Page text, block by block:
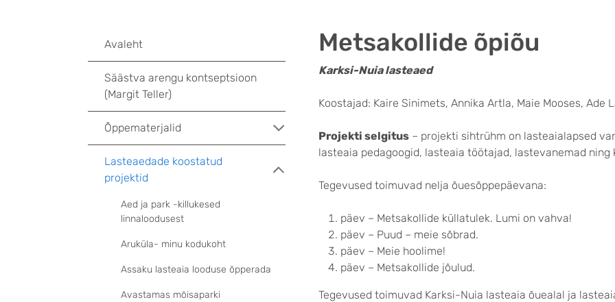
Metsakollide õpiõu
Karksi-Nuia lasteaed
Koostajad: Kaire Sinimets, Annika Artla, Maie Mooses, Ade
Projekti selgitus – projekti sihtrühm on lasteaialapsed
lasteaia pedagoogid, lasteaia töötajad, lastevanemad ning
Tegevused toimuvad nelja õuesõppepäevana:
päev – Metsakollide küllatulek. Lumi on vahva!
päev – Puud – meie sõbrad.
päev – Meie hoolime!
päev – Metsakollide jõulud.
Tegevused toimuvad Karksi-Nuia lasteaia õuealal ja
Avaleht
Säästva arengu kontseptsioon
(Margit Teller)
Õppematerjalid
Lasteaedade koostatud
projektid
Aed ja park -killukesed
linnaloodusest
Aruküla- minu kodukoht
Assaku lasteaia looduse õpperada
Avastamas mõisaparki